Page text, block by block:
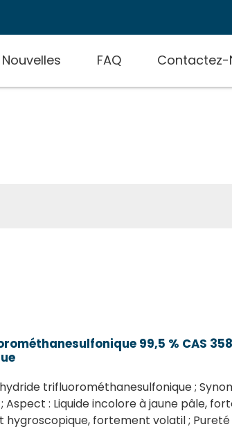
Nouvelles FAQ Contactez-
99,5 % CAS
trifluorométhanesulfonique ;
Aspect : Liquide incolore à jaune pâle,
fortement volatil ; Pureté :